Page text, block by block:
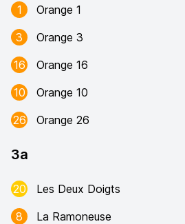
1
Orange 1
3
Orange 3
16
Orange 16
10
Orange 10
26
Orange 26
3a
20 Les Deux Doigts
8
La Ramoneuse